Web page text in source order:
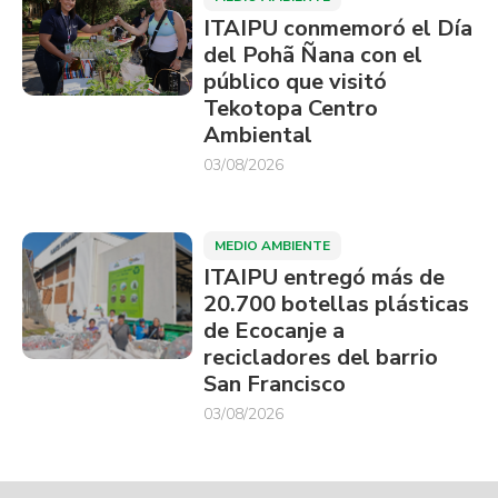
ITAIPU conmemoró el Día
del Pohã Ñana con el
público que visitó
Tekotopa Centro
Ambiental
03/08/2026
MEDIO AMBIENTE
ITAIPU entregó más de
20.700 botellas plásticas
de Ecocanje a
recicladores del barrio
San Francisco
03/08/2026